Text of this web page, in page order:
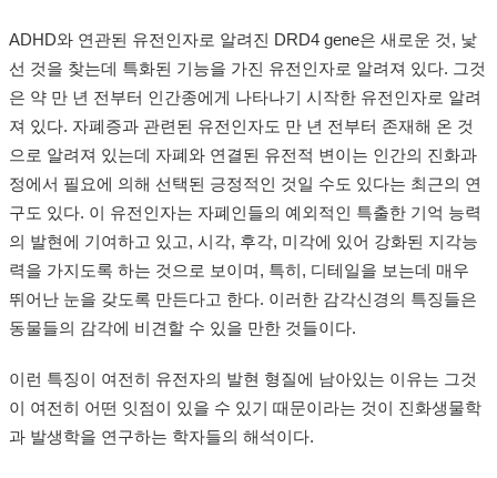
ADHD와 연관된 유전인자로 알려진 DRD4 gene은 새로운 것, 낯
선 것을 찾는데 특화된 기능을 가진 유전인자로 알려져 있다. 그것
은 약 만 년 전부터 인간종에게 나타나기 시작한 유전인자로 알려
져 있다. 자폐증과 관련된 유전인자도 만 년 전부터 존재해 온 것
으로 알려져 있는데 자폐와 연결된 유전적 변이는 인간의 진화과
정에서 필요에 의해 선택된 긍정적인 것일 수도 있다는 최근의 연
구도 있다. 이 유전인자는 자폐인들의 예외적인 특출한 기억 능력
의 발현에 기여하고 있고, 시각, 후각, 미각에 있어 강화된 지각능
력을 가지도록 하는 것으로 보이며, 특히, 디테일을 보는데 매우
뛰어난 눈을 갖도록 만든다고 한다. 이러한 감각신경의 특징들은
동물들의 감각에 비견할 수 있을 만한 것들이다.
이런 특징이 여전히 유전자의 발현 형질에 남아있는 이유는 그것
이 여전히 어떤 잇점이 있을 수 있기 때문이라는 것이 진화생물학
과 발생학을 연구하는 학자들의 해석이다.